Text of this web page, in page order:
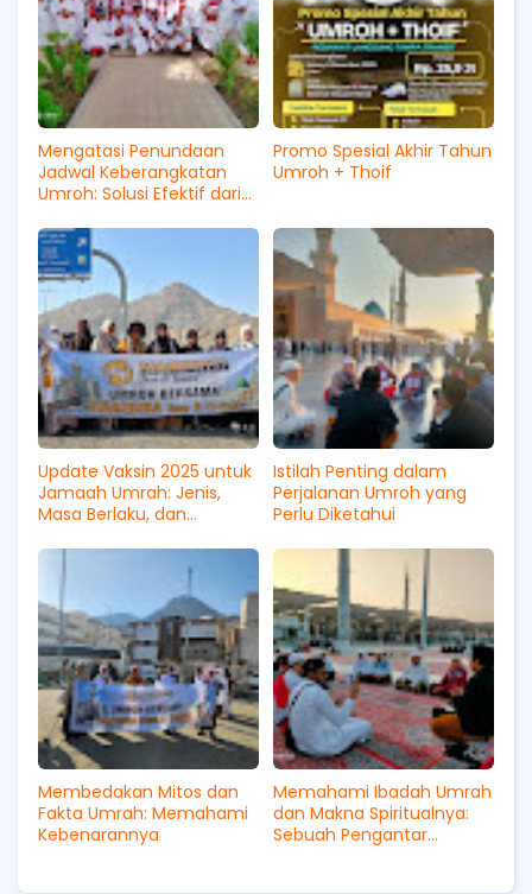
Mengatasi Penundaan
Jadwal Keberangkatan
Umroh: Solusi Efektif dari
Promo Spesial Akhir Tahun
Umroh + Thoif
Update Vaksin 2025 untuk
Jamaah Umrah: Jenis,
Masa Berlaku, dan
Istilah Penting dalam
Perjalanan Umroh yang
Perlu Diketahui
Membedakan Mitos dan
Fakta Umrah: Memahami
Kebenarannya
Memahami Ibadah Umrah
dan Makna Spiritualnya:
Sebuah Pengantar